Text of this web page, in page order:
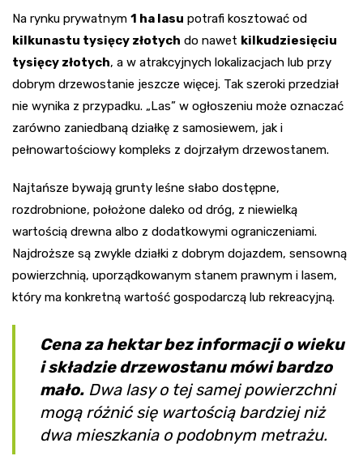
Na rynku prywatnym 1 ha lasu potrafi kosztować od
kilkunastu tysięcy złotych do nawet kilkudziesięciu
tysięcy złotych, a w atrakcyjnych lokalizacjach lub przy
dobrym drzewostanie jeszcze więcej. Tak szeroki przedział
nie wynika z przypadku. „Las” w ogłoszeniu może oznaczać
zarówno zaniedbaną działkę z samosiewem, jak i
pełnowartościowy kompleks z dojrzałym drzewostanem.
Najtańsze bywają grunty leśne słabo dostępne,
rozdrobnione, położone daleko od dróg, z niewielką
wartością drewna albo z dodatkowymi ograniczeniami.
Najdroższe są zwykle działki z dobrym dojazdem, sensowną
powierzchnią, uporządkowanym stanem prawnym i lasem,
który ma konkretną wartość gospodarczą lub rekreacyjną.
Cena za hektar bez informacji o wieku
i składzie drzewostanu mówi bardzo
mało. Dwa lasy o tej samej powierzchni
mogą różnić się wartością bardziej niż
dwa mieszkania o podobnym metrażu.